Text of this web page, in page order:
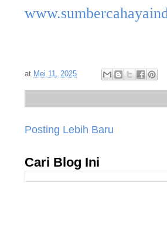
at Mei 11, 2025
Posting Lebih Baru
Cari Blog Ini